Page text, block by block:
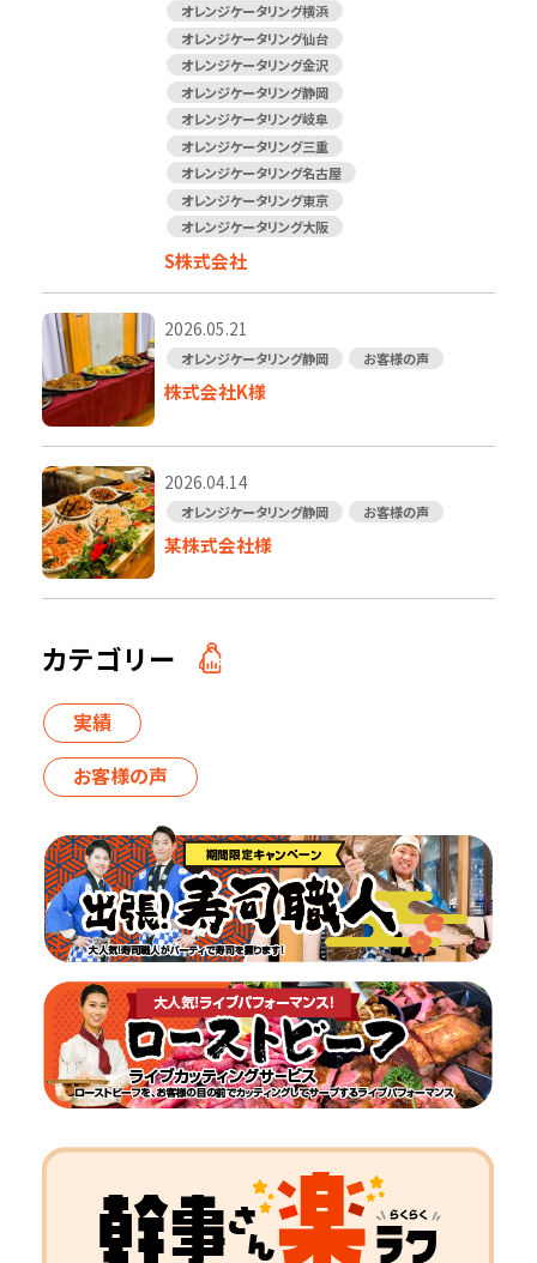
オレンジケータリング横浜
オレンジケータリング仙台
オレンジケータリング金沢
オレンジケータリング静岡
オレンジケータリング岐阜
オレンジケータリング三重
オレンジケータリング名古屋
オレンジケータリング東京
オレンジケータリング大阪
S株式会社
2026.05.21
オレンジケータリング静岡 お客様の声
株式会社K様
2026.04.14
オレンジケータリング静岡 お客様の声
某株式会社様
カテゴリー
実績
お客様の声